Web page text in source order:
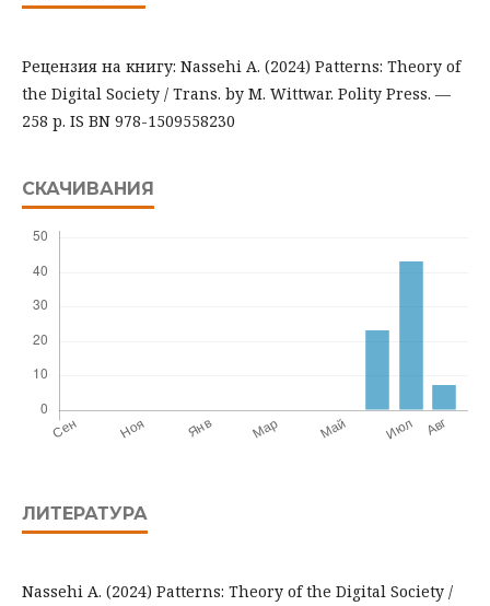
Рецензия на книгу: Nassehi A. (2024) Patterns: Theory of
the Digital Society / Trans. by M. Wittwar. Polity Press. —
258 p. IS BN 978-1509558230
СКАЧИВАНИЯ
ЛИТЕРАТУРА
Nassehi A. (2024) Patterns: Theory of the Digital Society /